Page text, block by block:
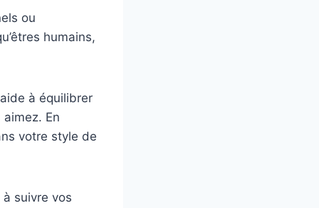
ou
humains,
à équilibrer
En
votre style de
suivre vos